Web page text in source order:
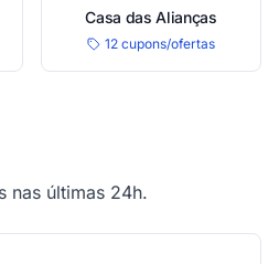
Casa das Alianças
12 cupons/ofertas
nas últimas 24h.